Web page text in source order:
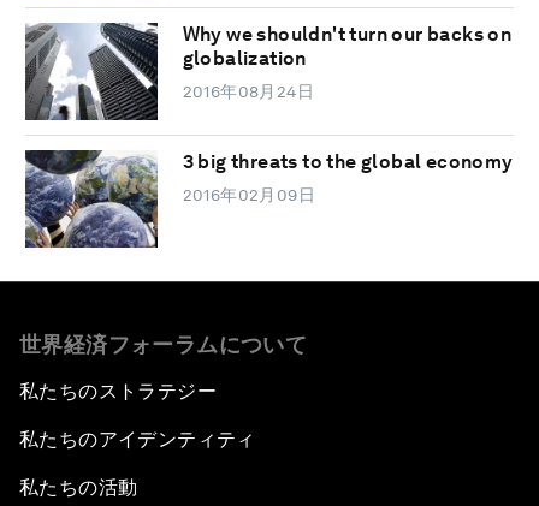
Why we shouldn't turn our backs on
globalization
2016年08月24日
3 big threats to the global economy
2016年02月09日
世界経済フォーラムについて
私たちのストラテジー
私たちのアイデンティティ
私たちの活動